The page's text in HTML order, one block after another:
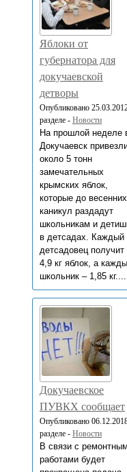
Яблоки от
губернатора для
докучаевской
детворы
Опубликовано
разделе - Новости
На прошлой неделе
Докучаевск
около 5 тонн
замечательных
крымских яблок,
которые до весенних
каникул раздадут
школьникам и
в детсадах. Каждый
детсадовец получит
4,9 кг яблок, а
школьник – 1,85 кг....
Докучаевское
ПУВКХ сообщает
Опубликовано
разделе - Новости
В связи с
работами будет